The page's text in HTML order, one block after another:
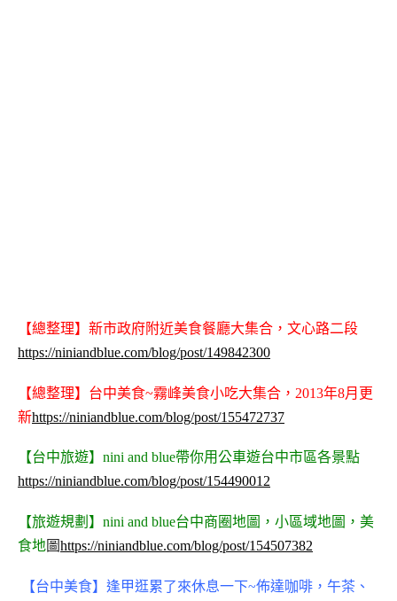
【總整理】新市政府附近美食餐廳大集合，文心路二段
https://niniandblue.com/blog/post/149842300
【總整理】台中美食~霧峰美食小吃大集合，2013年8月更
新https://niniandblue.com/blog/post/155472737
【台中旅遊】nini and blue帶你用公車遊台中市區各景點
https://niniandblue.com/blog/post/154490012
【旅遊規劃】nini and blue台中商圈地圖，小區域地圖，美
食地圖https://niniandblue.com/blog/post/154507382
【台中美食】逢甲逛累了來休息一下~佈達咖啡，午茶、